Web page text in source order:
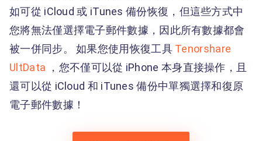
如可從 iCloud 或 iTunes 備份恢復，但這些方式中
您將無法僅選擇電子郵件數據，因此所有數據都會
被一併同步。 如果您使用恢復工具 Tenorshare
UltData
，您不僅可以從 iPhone 本身直接操作，且
還可以從 iCloud 和 iTunes 備份中單獨選擇和復原
電子郵件數據！